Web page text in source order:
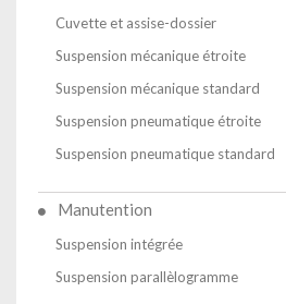
Cuvette et assise-dossier
Suspension mécanique étroite
Suspension mécanique standard
Suspension pneumatique étroite
Suspension pneumatique standard
Manutention
Suspension intégrée
Suspension parallèlogramme